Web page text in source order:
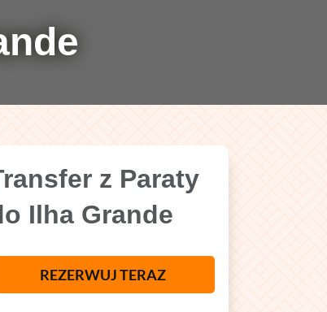
z Paraty
Ilha Grande
REZERWUJ TERAZ